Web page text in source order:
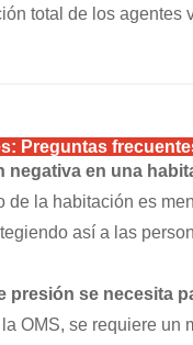
total de los agentes
Preguntas
negativa en una
de la habitación es
así a las
presión se necesita
OMS, se requiere un